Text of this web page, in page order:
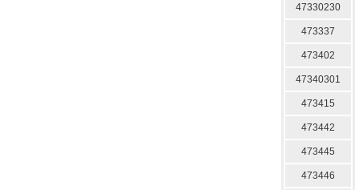
47330230
473337
473402
47340301
473415
473442
473445
473446